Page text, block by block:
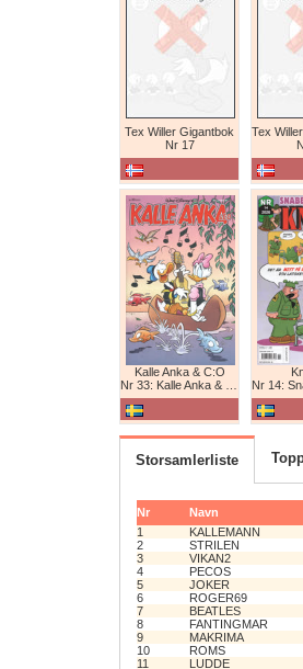
Tex Willer Gigantbok
Nr 17
Kalle Anka & C:O
Nr 33: Kalle Anka & C:O
Nr 14:
Storsamlerliste
Nr
Navn
1
KALLEMANN
2
STRILEN
3
VIKAN2
4
PECOS
5
JOKER
6
ROGER69
7
BEATLES
8
FANTINGMAR
9
MAKRIMA
10
ROMS
11
LUDDE